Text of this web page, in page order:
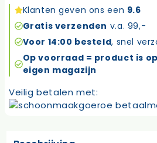
perfect
aantal
Klanten geven ons een 9.6
Gratis verzenden v.a. 99,-
Voor 14:00 besteld, snel
Op voorraad = product is
eigen magazijn
Veilig betalen met: